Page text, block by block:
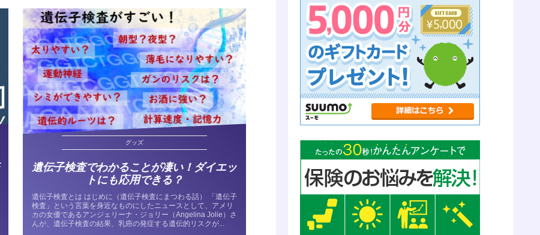
グッズ
遺伝子検査でわかることが凄い！ダイエッ
トにも応用できる？
遺伝子検査とは はじめに（遺伝子検査にまつわる話） 「遺伝子
検査」という言葉を身近なものにしたニュースとして、アメリ
カの女優であるアンジェリーナ・ジョリー（Angelina Jolie）さ
んが、遺伝子検査の結果、乳癌の発症する遺伝的リスクが...